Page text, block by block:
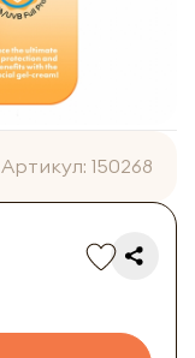
Артикул: 150268